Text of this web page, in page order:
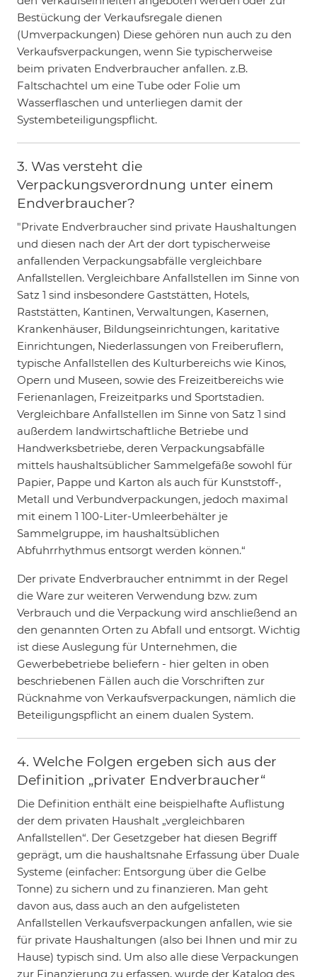
Bestückung der Verkaufsregale dienen
(Umverpackungen) Diese gehören nun auch zu den
Verkaufsverpackungen, wenn Sie typischerweise
beim privaten Endverbraucher anfallen. z.B.
Faltschachtel um eine Tube oder Folie um
Wasserflaschen und unterliegen damit der
Systembeteiligungspflicht.
3. Was versteht die
Verpackungsverordnung unter einem
Endverbraucher?
"Private Endverbraucher sind private Haushaltungen
und diesen nach der Art der dort typischerweise
anfallenden Verpackungsabfälle vergleichbare
Anfallstellen. Vergleichbare Anfallstellen im Sinne von
Satz 1 sind insbesondere Gaststätten, Hotels,
Raststätten, Kantinen, Verwaltungen, Kasernen,
Krankenhäuser, Bildungseinrichtungen, karitative
Einrichtungen, Niederlassungen von Freiberuflern,
typische Anfallstellen des Kulturbereichs wie Kinos,
Opern und Museen, sowie des Freizeitbereichs wie
Ferienanlagen, Freizeitparks und Sportstadien.
Vergleichbare Anfallstellen im Sinne von Satz 1 sind
außerdem landwirtschaftliche Betriebe und
Handwerksbetriebe, deren Verpackungsabfälle
mittels haushaltsüblicher Sammelgefäße sowohl für
Papier, Pappe und Karton als auch für Kunststoff-,
Metall und Verbundverpackungen, jedoch maximal
mit einem 1 100-Liter-Umleerbehälter je
Sammelgruppe, im haushaltsüblichen
Abfuhrrhythmus entsorgt werden können.“
Der private Endverbraucher entnimmt in der Regel
die Ware zur weiteren Verwendung bzw. zum
Verbrauch und die Verpackung wird anschließend an
den genannten Orten zu Abfall und entsorgt. Wichtig
ist diese Auslegung für Unternehmen, die
Gewerbebetriebe beliefern - hier gelten in oben
beschriebenen Fällen auch die Vorschriften zur
Rücknahme von Verkaufsverpackungen, nämlich die
Beteiligungspflicht an einem dualen System.
4. Welche Folgen ergeben sich aus der
Definition „privater Endverbraucher“
Die Definition enthält eine beispielhafte Auflistung
der dem privaten Haushalt „vergleichbaren
Anfallstellen“. Der Gesetzgeber hat diesen Begriff
geprägt, um die haushaltsnahe Erfassung über Duale
Systeme (einfacher: Entsorgung über die Gelbe
Tonne) zu sichern und zu finanzieren. Man geht
davon aus, dass auch an den aufgelisteten
Anfallstellen Verkaufsverpackungen anfallen, wie sie
für private Haushaltungen (also bei Ihnen und mir zu
Hause) typisch sind. Um also alle diese Verpackungen
zur Finanzierung zu erfassen, wurde der Katalog des